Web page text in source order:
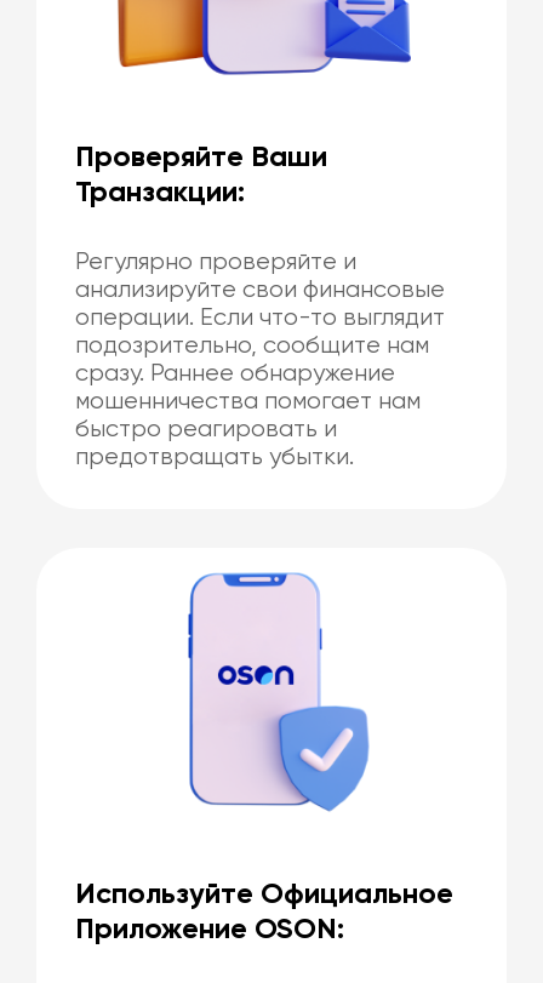
Проверяйте Ваши
Транзакции:
Регулярно проверяйте и
анализируйте свои финансовые
операции. Если что-то выглядит
подозрительно, сообщите нам
сразу. Раннее обнаружение
мошенничества помогает нам
быстро реагировать и
предотвращать убытки.
Используйте Официальное
Приложение OSON: